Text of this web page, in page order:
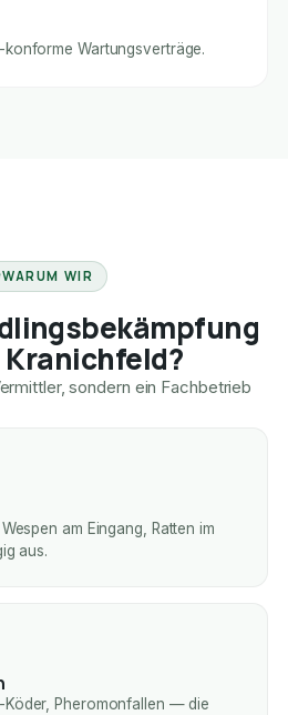
konforme Wartungsverträge.
WARUM WIR
sondern ein Fachbetrieb
am Eingang, Ratten im
aus.
Köder, Pheromonfallen — die